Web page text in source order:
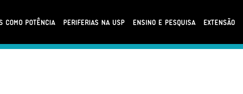
COMO POTÊNCIA PERIFERIAS NA USP ENSINO E PESQUISA EXTENSÃO